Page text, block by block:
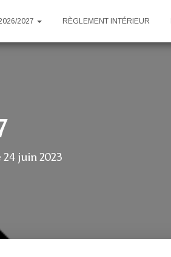
2027 RÈGLEMENT INTÉRIEUR
24 juin 2023